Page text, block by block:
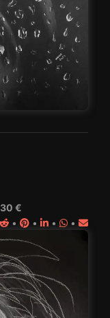
30 €
• • • •